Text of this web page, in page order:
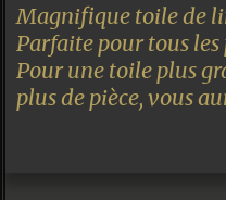
Magnifique toile de
Parfaite pour tous les
Pour une toile plus
plus de pièce, vous